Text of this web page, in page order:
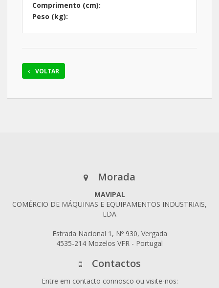
Comprimento (cm):
Peso (kg):
VOLTAR
Morada
MAVIPAL
COMÉRCIO DE MÁQUINAS E EQUIPAMENTOS INDUSTRIAIS,
LDA
Estrada Nacional 1, Nº 930, Vergada
4535-214 Mozelos VFR - Portugal
Contactos
Entre em contacto connosco ou visite-nos: